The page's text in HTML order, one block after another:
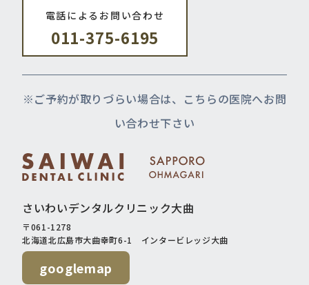
電話によるお問い合わせ
011-375-6195
※ご予約が取りづらい場合は、こちらの医院へお問
い合わせ下さい
さいわいデンタルクリニック大曲
〒061-1278
北海道北広島市大曲幸町6-1 インタービレッジ大曲
googlemap